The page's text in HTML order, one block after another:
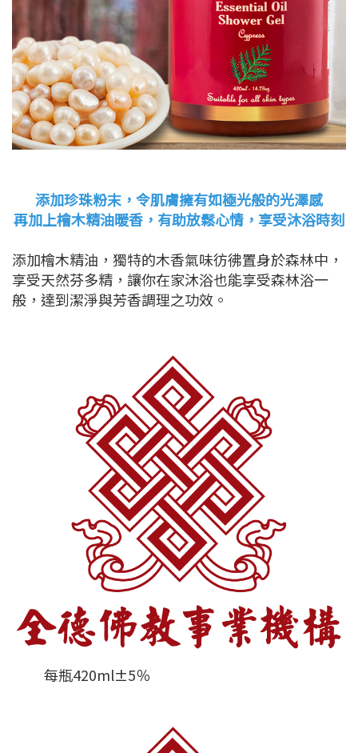
添加珍珠粉末，令肌膚擁有如極光般的光澤感
再加上檜木精油暖香，有助放鬆心情，享受沐浴時刻
添加檜木精油，獨特的木香氣味彷彿置身於森林中，
享受天然芬多精，讓你在家沐浴也能享受森林浴一
般，達到潔淨與芳香調理之功效。
每瓶420ml±5％